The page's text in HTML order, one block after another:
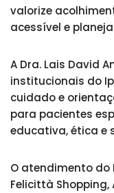
valorize
acessível e
A Dra. Lais David
institucionais do
cuidado e
para pacientes
educativa, ética e
O atendimento
Felicittà Shopping,